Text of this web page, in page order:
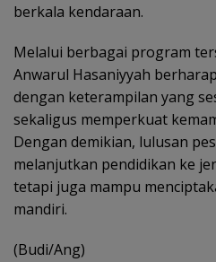
berkala kendaraan.
Melalui berbagai program
Anwarul Hasaniyyah
dengan keterampilan yang
sekaligus memperkuat
Dengan demikian, lulusan
melanjutkan pendidikan ke
tetapi juga mampu
mandiri.
(Budi/Ang)